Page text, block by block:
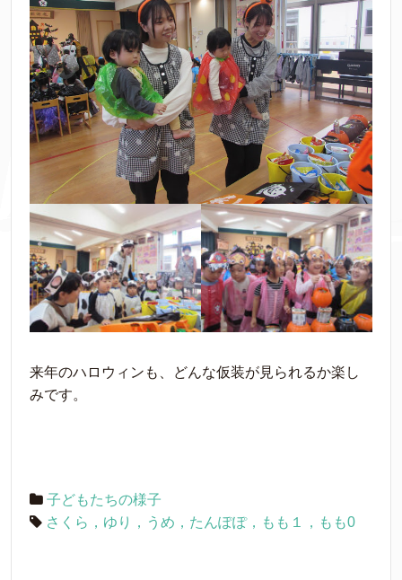
来年のハロウィンも、どんな仮装が見られるか楽し
みです。
子どもたちの様子
さくら，ゆり，うめ，たんぽぽ，もも１，もも0